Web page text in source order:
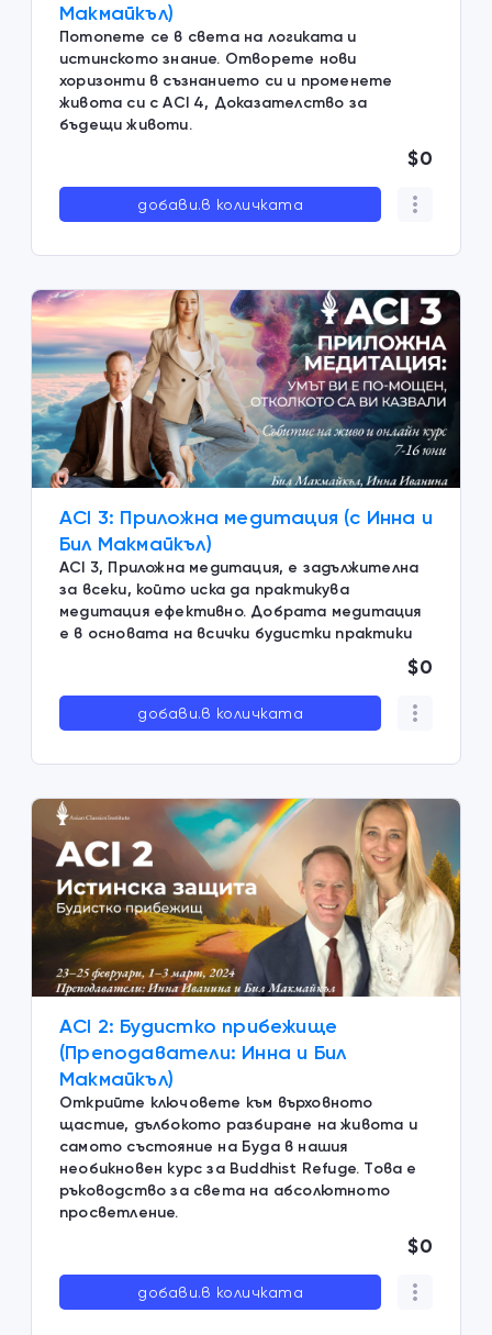
Макмайкъл)
Потопете се в света на логиката и
истинското знание. Отворете нови
хоризонти в съзнанието си и променете
живота си с ACI 4, Доказателство за
бъдещи животи.
$0
добави.в количката
ACI 3: Приложна медитация (с Инна и
Бил Макмайкъл)
ACI 3, Приложна медитация, е задължителна
за всеки, който иска да практикува
медитация ефективно. Добрата медитация
е в основата на всички будистки практики
$0
добави.в количката
ACI 2: Будистко прибежище
(Преподаватели: Инна и Бил
Макмайкъл)
Открийте ключовете към върховното
щастие, дълбокото разбиране на живота и
самото състояние на Буда в нашия
необикновен курс за Buddhist Refuge. Това е
ръководство за света на абсолютното
просветление.
$0
добави.в количката